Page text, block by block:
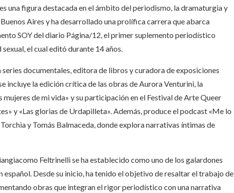
una figura destacada en el ámbito del periodismo, la dramaturgia y
Aires y ha desarrollado una prolífica carrera que abarca
SOY del diario Página/12, el primer suplemento periodístico
el cual editó durante 14 años.
documentales, editora de libros y curadora de exposiciones
incluye la edición crítica de las obras de Aurora Venturini, la
de mi vida» y su participación en el Festival de Arte Queer
y «Las glorias de Urdapilleta». Además, produce el podcast «Me lo
y Tomás Balmaceda, donde explora narrativas íntimas de
Feltrinelli se ha establecido como uno de los galardones
Desde su inicio, ha tenido el objetivo de resaltar el trabajo de
obras que integran el rigor periodístico con una narrativa